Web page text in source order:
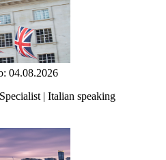
04.08.2026
| Italian speaking